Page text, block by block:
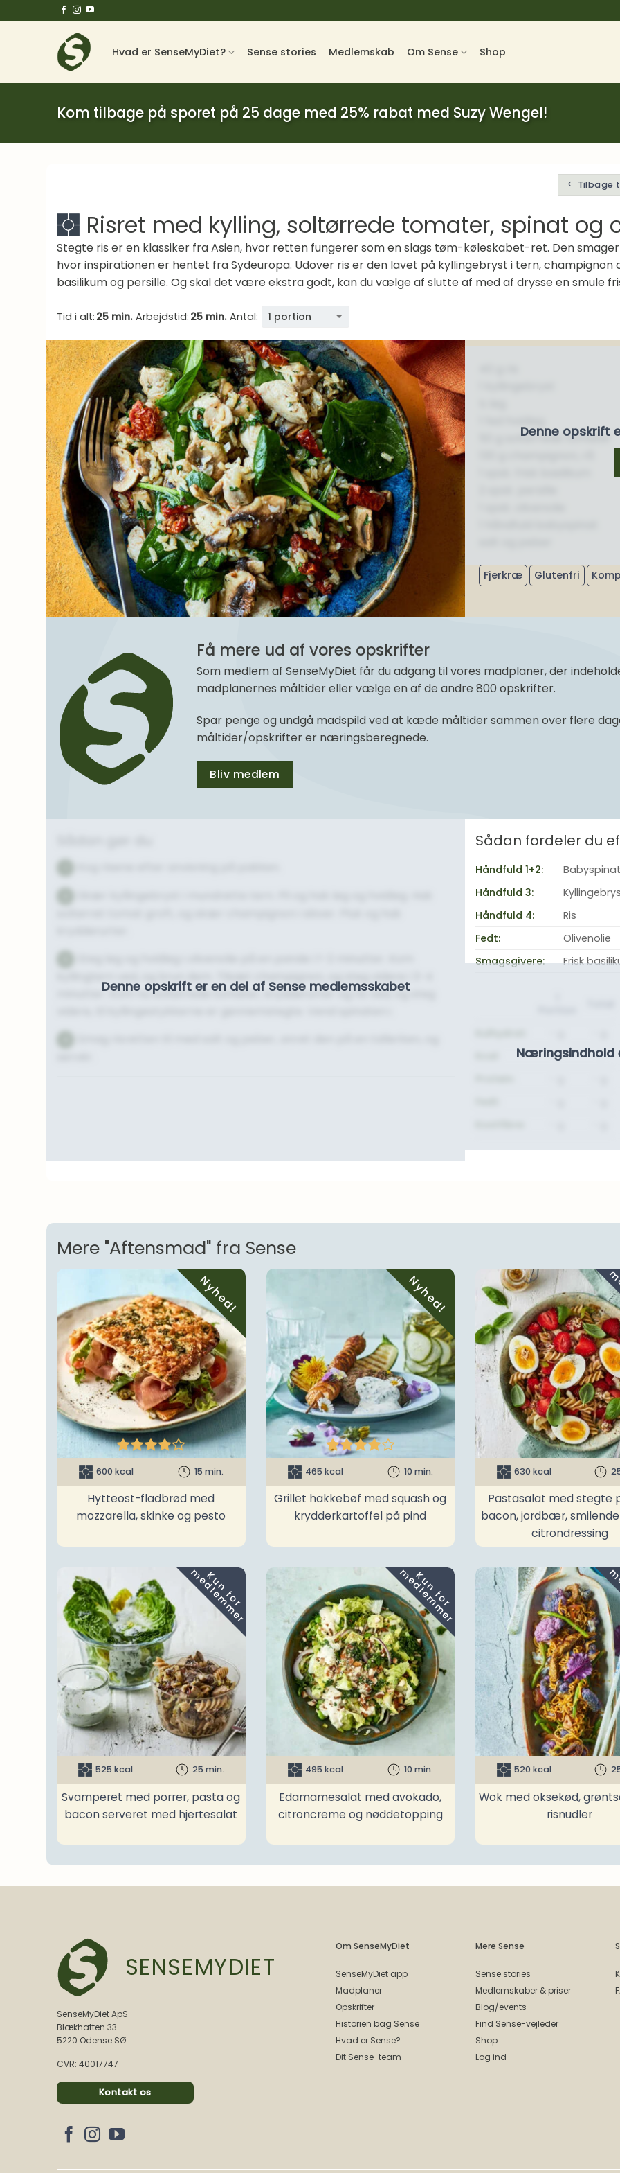
til
Hvad er SenseMyDiet? Sense stories Medlemskab Om Sense Shop
Kom tilbage på sporet på 25 dage med 25% rabat med Suzy Wengel!
Tilbage
Risret med kylling, soltørrede tomater, spinat og
Stegte ris er en klassiker fra Asien, hvor retten fungerer som en slags tøm-køleskabet-ret. Den
hvor inspirationen er hentet fra Sydeuropa. Udover ris er den lavet på kyllingebryst i tern,
basilikum og persille. Og skal det være ekstra godt, kan du vælge af slutte af med af drysse en smule
Tid i alt: 25 min. Arbejdstid: 25 min. Antal: 1 portion
Denne opskrift
50 g soltørrede tomater
Fjerkræ Glutenfri
Få mere ud af vores opskrifter
Som medlem af SenseMyDiet får du adgang til vores madplaner, der
madplanernes måltider eller vælge en af de andre 800 opskrifter.
Spar penge og undgå madspild ved at kæde måltider sammen over flere
måltider/opskrifter er næringsberegnede.
Bliv medlem
Denne opskrift er en del af Sense medlemsskabet
kyllingtern ved, og brun dem. Tilsæt champignon, og steg videre i 3-4
minutter. Kom nu soltørrede tomater, krydderurter og ris ved, og steg
Sådan fordeler du
Håndfuld 1+2:
Håndfuld 3:
Håndfuld 4:
Ris
Fedt:
Olivenolie
Smagsgivere:
Frisk
Næringsindhold
-
-
Mere "Aftensmad" fra Sense
Nyhed!

600 kcal 15 min.
Hytteost-fladbrød med
mozzarella, skinke og pesto
Nyhed!

465 kcal 10 min.
Grillet hakkebøf med squash og
krydderkartoffel på pind
630 kcal
Pastasalat med stegte
bacon, jordbær,
citrondressing
K
u
n
f
o
r
m
e
d
l
e
m
m
e
r
525 kcal 25 min.
Svamperet med porrer, pasta og
bacon serveret med hjertesalat
K
u
n
f
o
r
m
e
d
l
e
m
m
e
r
495 kcal 10 min.
Edamamesalat med avokado,
citroncreme og nøddetopping
520 kcal
Wok med oksekød,
risnudler
SENSEMYDIET
SenseMyDiet ApS
Blækhatten 33
5220 Odense SØ
CVR: 40017747
Kontakt os
Om SenseMyDiet
SenseMyDiet app
Madplaner
Opskrifter
Historien bag Sense
Hvad er Sense?
Dit Sense-team
Mere Sense
Sense stories
Medlemskaber & priser
Blog/events
Find Sense-vejleder
Shop
Log ind